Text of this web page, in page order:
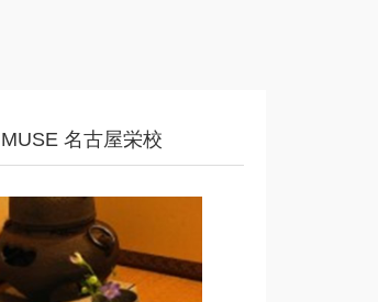
MUSE 名古屋栄校